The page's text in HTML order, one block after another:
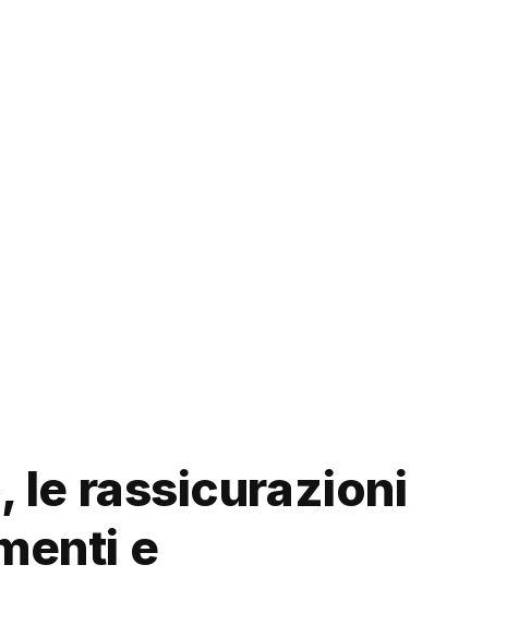
le rassicurazioni
e